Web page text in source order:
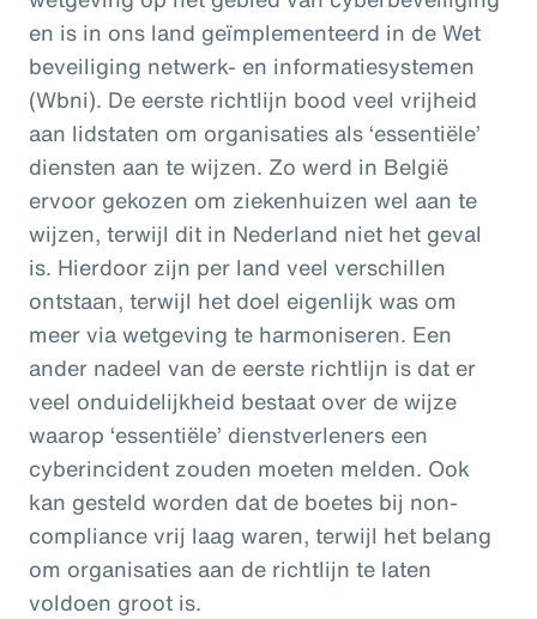
en is in ons land geïmplementeerd in de Wet
beveiliging netwerk- en informatiesystemen
(Wbni). De eerste richtlijn bood veel vrijheid
aan lidstaten om organisaties als ‘essentiële’
diensten aan te wijzen. Zo werd in België
ervoor gekozen om ziekenhuizen wel aan te
wijzen, terwijl dit in Nederland niet het geval
is. Hierdoor zijn per land veel verschillen
ontstaan, terwijl het doel eigenlijk was om
meer via wetgeving te harmoniseren. Een
ander nadeel van de eerste richtlijn is dat er
veel onduidelijkheid bestaat over de wijze
waarop ‘essentiële’ dienstverleners een
cyberincident zouden moeten melden. Ook
kan gesteld worden dat de boetes bij non-
compliance vrij laag waren, terwijl het belang
om organisaties aan de richtlijn te laten
voldoen groot is.